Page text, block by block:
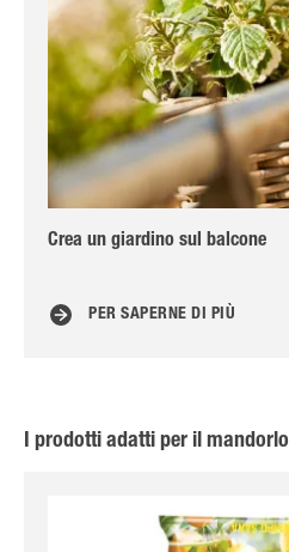
Crea un giardino sul balcone
PER SAPERNE DI PIÙ
I prodotti adatti per il mandorlo